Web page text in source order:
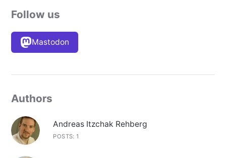
Follow us
Mastodon
Authors
Andreas Itzchak Rehberg
POSTS: 1